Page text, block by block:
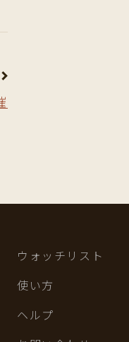
ウォッチリスト
使い方
ヘルプ